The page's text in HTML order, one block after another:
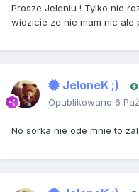
Prosze Jeleniu ! Tylko nie
widzicie ze nie mam nic ale
JeloneK ;)
Opublikowano 6
No sorka nie ode mnie to